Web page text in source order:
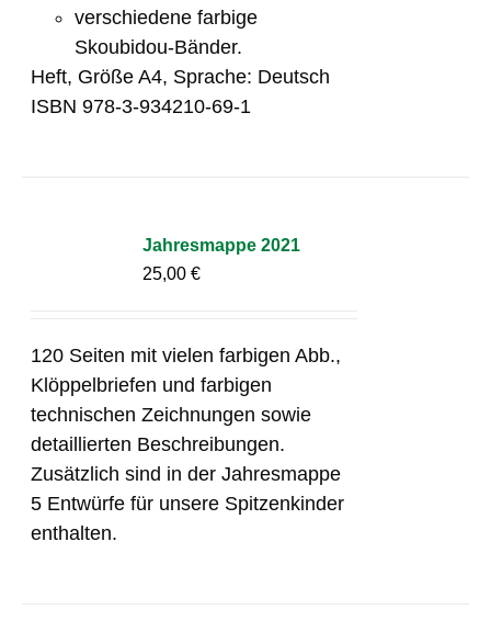
verschiedene farbige
Skoubidou-Bänder.
Heft, Größe A4, Sprache: Deutsch
ISBN 978-3-934210-69-1
Jahresmappe 2021
25,00€
120 Seiten mit vielen farbigen Abb.,
Klöppelbriefen und farbigen
technischen Zeichnungen sowie
detaillierten Beschreibungen.
Zusätzlich sind in der Jahresmappe
5 Entwürfe für unsere Spitzenkinder
enthalten.